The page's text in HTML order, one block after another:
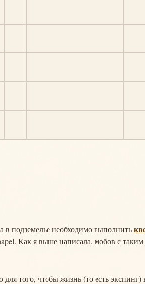
в подземелье необходимо выполнить
Как я выше написала, мобов с таким
того, чтобы жизнь (то есть экспинг)